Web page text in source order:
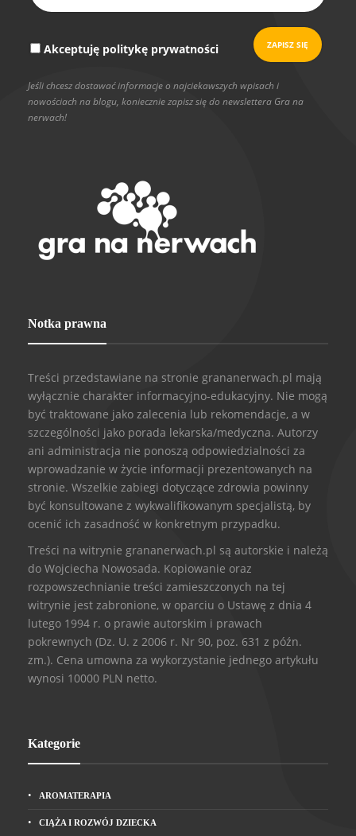
Akceptuję politykę prywatności
Jeśli chcesz dostawać informacje o najciekawszych wpisach i
nowościach na blogu, koniecznie zapisz się do newslettera Gra na
nerwach!
Notka prawna
Treści przedstawiane na stronie grananerwach.pl mają
wyłącznie charakter informacyjno-edukacyjny. Nie mogą
być traktowane jako zalecenia lub rekomendacje, a w
szczególności jako porada lekarska/medyczna. Autorzy
ani administracja nie ponoszą odpowiedzialności za
wprowadzanie w życie informacji prezentowanych na
stronie. Wszelkie zabiegi dotyczące zdrowia powinny
być konsultowane z wykwalifikowanym specjalistą, by
ocenić ich zasadność w konkretnym przypadku.
Treści na witrynie grananerwach.pl są autorskie i należą
do Wojciecha Nowosada. Kopiowanie oraz
rozpowszechnianie treści zamieszczonych na tej
witrynie jest zabronione, w oparciu o Ustawę z dnia 4
lutego 1994 r. o prawie autorskim i prawach
pokrewnych (Dz. U. z 2006 r. Nr 90, poz. 631 z późn.
zm.). Cena umowna za wykorzystanie jednego artykułu
wynosi 10000 PLN netto.
Kategorie
AROMATERAPIA
CIĄŻA I ROZWÓJ DZIECKA